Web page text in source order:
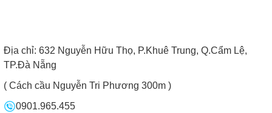
Địa chỉ: 632 Nguyễn Hữu Thọ, P.Khuê Trung, Q.Cẩm Lệ,
TP.Đà Nẵng
( Cách cầu Nguyễn Tri Phương 300m )
0901.965.455